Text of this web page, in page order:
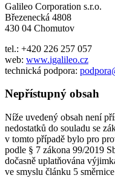
Galileo Corporation s.r.o.
Březenecká 4808
430 04 Chomutov
tel.: +420 226 257 057
web: www.igalileo.cz
technická podpora:
Nepřístupný obsah
Níže uvedený obsah není
nedostatků do souladu se
v tomto případě bylo pro
podle § 7 zákona 99/2019
dočasně uplatňována
ve smyslu článku 5